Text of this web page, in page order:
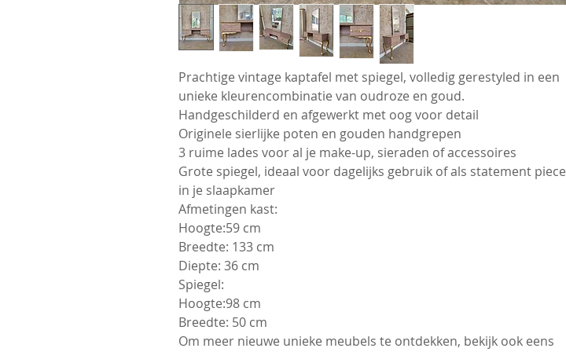
Prachtige vintage kaptafel met spiegel, volledig gerestyled in een
unieke kleurencombinatie van oudroze en goud.
Handgeschilderd en afgewerkt met oog voor detail
Originele sierlijke poten en gouden handgrepen
3 ruime lades voor al je make-up, sieraden of accessoires
Grote spiegel, ideaal voor dagelijks gebruik of als statement piece
in je slaapkamer
Afmetingen kast:
Hoogte:59 cm
Breedte: 133 cm
Diepte: 36 cm
Spiegel:
Hoogte:98 cm
Breedte: 50 cm
Om meer nieuwe unieke meubels te ontdekken, bekijk ook eens